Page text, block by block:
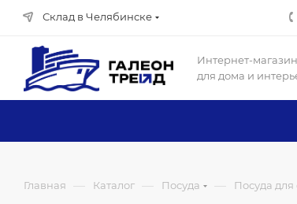
Склад в Челябинске
Интернет-
для дома и
Главная — Каталог — Посуда — Посуда